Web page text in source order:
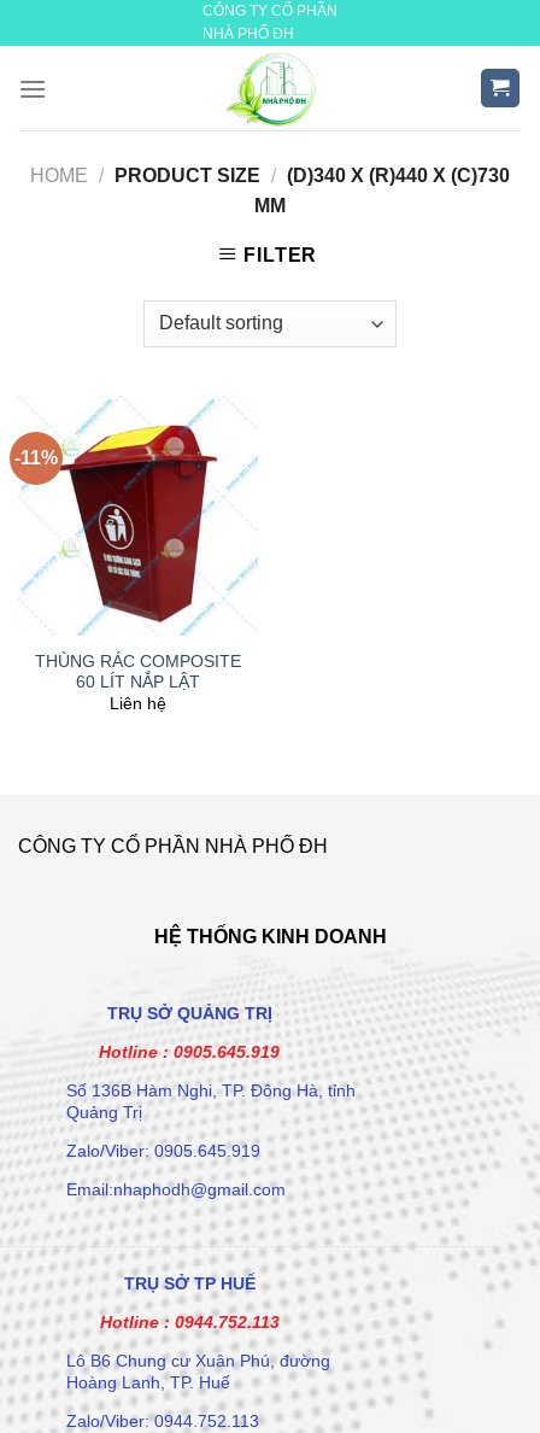
to
CÔNG TY CỔ PHẦN
NHÀ PHỐ ĐH
HOME / PRODUCT SIZE / (D)340 X (R)440 X (C)730
MM
FILTER
-11%
THÙNG RÁC COMPOSITE
60 LÍT NẮP LẬT
Liên hệ
CÔNG TY CỔ PHẦN NHÀ PHỐ ĐH
HỆ THỐNG KINH DOANH
TRỤ SỞ QUẢNG TRỊ
Hotline : 0905.645.919
Số 136B Hàm Nghi, TP. Đông Hà, tỉnh
Quảng Trị
Zalo/Viber: 0905.645.919
Email:nhaphodh@gmail.com
TRỤ SỞ TP HUẾ
Hotline : 0944.752.113
Lô B6 Chung cư Xuân Phú, đường
Hoàng Lanh, TP. Huế
Zalo/Viber: 0944.752.113